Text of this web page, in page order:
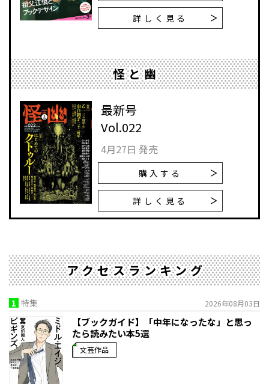
詳しく見る
怪と幽
最新号
Vol.022
4月27日 発売
購入する
詳しく見る
アクセスランキング
1 特集 2026年08月03日
【ブックガイド】「中年になったな」と思っ
たら読みたい本5選
文芸作品